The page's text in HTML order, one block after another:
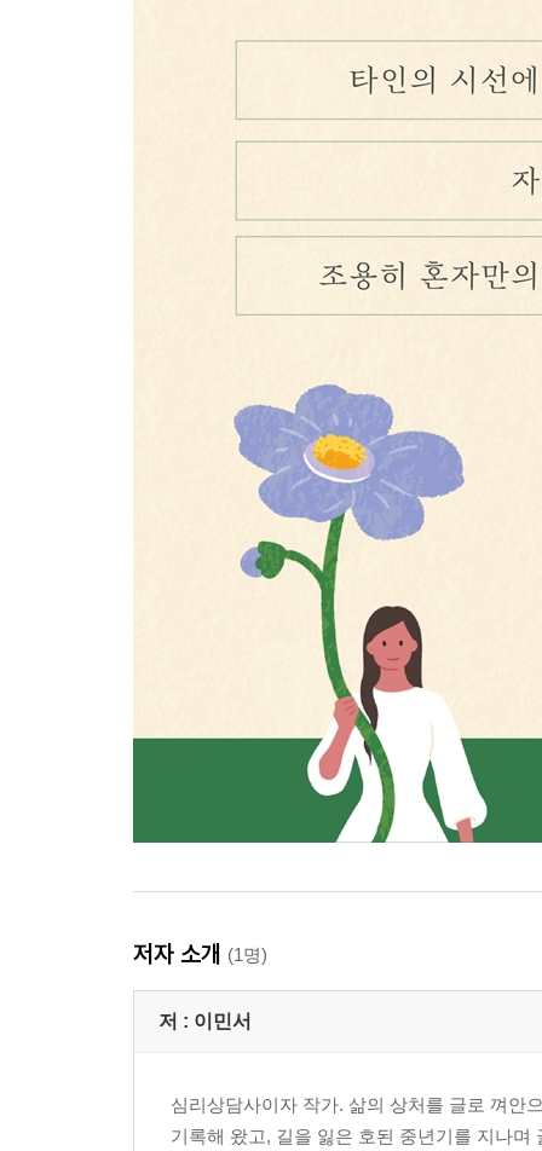
저자 소개 (1명)
저 : 이민서
심리상담사이자 작가. 삶의 상처를 글로 껴안
기록해 왔고, 길을 잃은 호된 중년기를 지나며